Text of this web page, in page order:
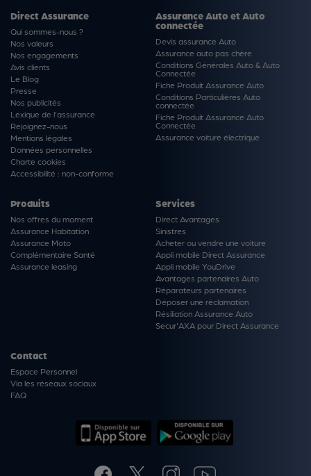
Direct Assurance
Qui sommes-nous ?
Nos valeurs
Nos engagements
Avis clients
Le Blog
Presse
Nos publicités
Lexique de l'assurance
Rejoignez-nous
Mentions légales
Données personnelles
Charte cookies
Accessibilité : non-conforme
Assurance Auto et Auto
connectée
Devis assurance Auto
Assurance auto pas chère
Conditions Générales Auto & Auto
Connectée
Fiche Produit Assurance Auto
Conditions Particulières Auto
connectée
Fiche Produit Assurance Auto
Connectée
Assurance voiture électrique
Produits
Nos offres du moment
Assurance Habitation
Assurance Moto
Complémentaire Santé
Assurance leasing
Services
Direct Avantages
Sinistres
Acheter ou vendre une voiture
Appli mobile Direct Assurance
Appli mobile YouDrive
Avantages partenaires Auto
Réparateurs partenaires
Déposer une réclamation
Résiliation Assurance Auto
Secur'AXA pour Direct Assurance
Contact
Espace Personnel
Via les réseaux sociaux
FAQ